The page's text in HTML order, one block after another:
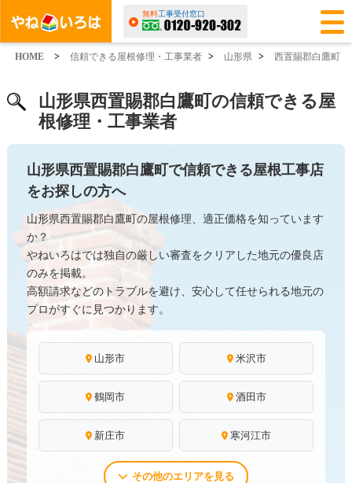
無料工事受付窓口
HOME > 信頼できる屋根修理・工事業者 > 山形県 > 西置賜郡白鷹町
山形県西置賜郡白鷹町の信頼できる屋
根修理・工事業者
山形県西置賜郡白鷹町で信頼できる屋根工事店
をお探しの方へ
山形県西置賜郡白鷹町の屋根修理、適正価格を知っています
か？
やねいろはでは独自の厳しい審査をクリアした地元の優良店
のみを掲載。
高額請求などのトラブルを避け、安心して任せられる地元の
プロがすぐに見つかります。
山形市 米沢市
鶴岡市 酒田市
新庄市 寒河江市
その他のエリアを見る